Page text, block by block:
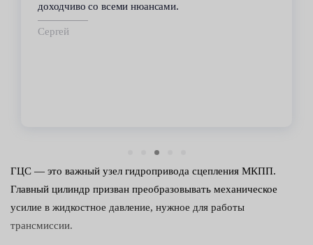
доходчиво со всеми нюансами.
Сергей
ГЦС — это важный узел гидропривода сцепления МКПП.
Главный цилиндр призван преобразовывать механическое
усилие в жидкостное давление, нужное для работы
трансмиссии.